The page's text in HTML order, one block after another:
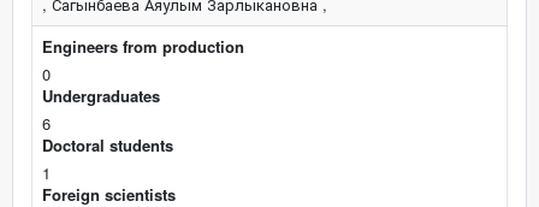
Engineers from production
0
Undergraduates
6
Doctoral students
1
Foreign scientists